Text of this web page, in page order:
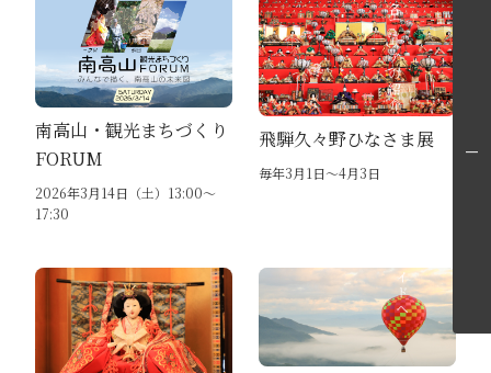
南高山・観光まちづくり
FORUM
2026年3月14日（土）13:00〜
17:30
飛騨久々野ひなさま展
毎年3月1日～4月3日
各エリアの紹介へ
飛騨高山旅ガイドへ